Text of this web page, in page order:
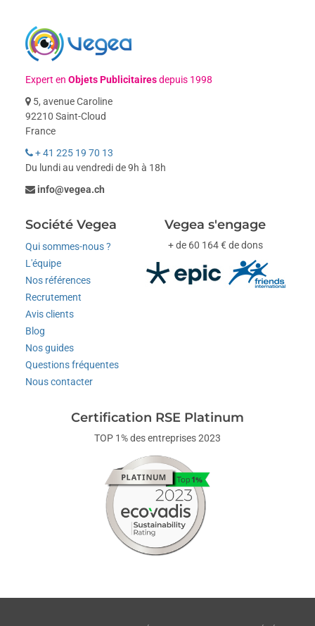
Expert enObjets Publicitairesdepuis 1998
5, avenue Caroline
92210 Saint-Cloud
France
+ 41 225 19 70 13
Du lundi au vendredi de 9h à 18h
info@vegea.ch
Société Vegea
Qui sommes-nous ?
L'équipe
Nos références
Recrutement
Avis clients
Blog
Nos guides
Questions fréquentes
Nous contacter
Vegea s'engage
+ de 60 164 € de dons
Certification RSE Platinum
TOP 1% des entreprises 2023